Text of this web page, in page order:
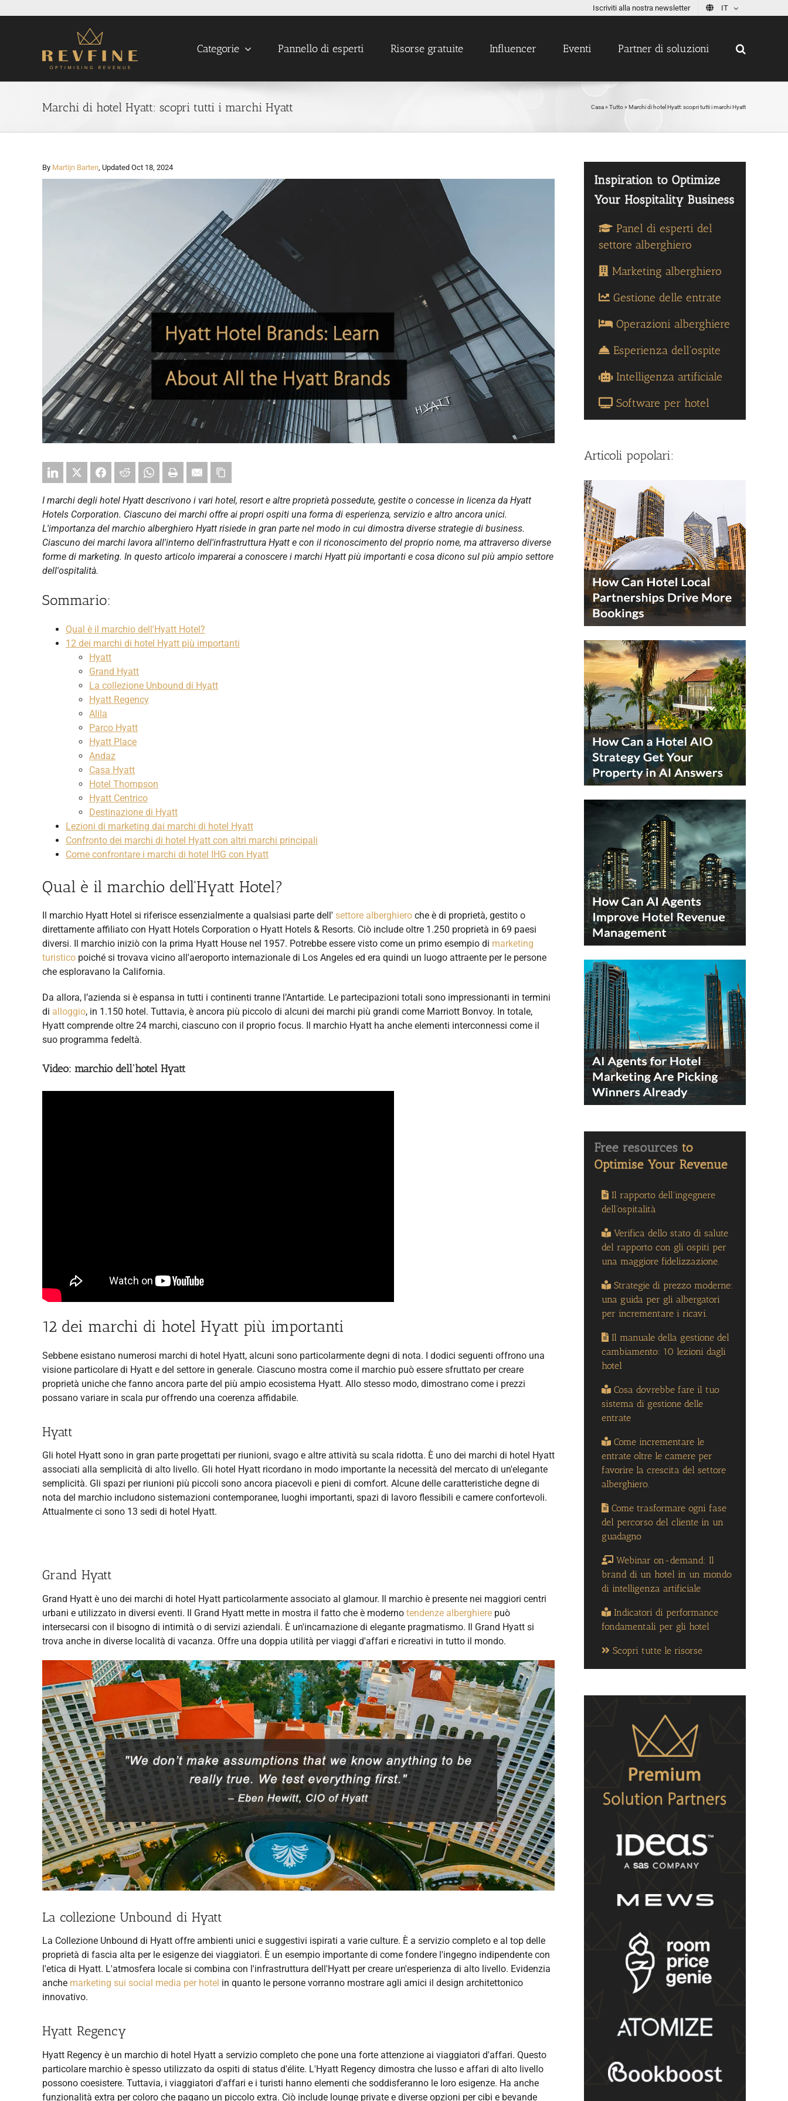
Iscriviti alla nostra newsletter IT
Categorie Pannello di esperti Risorse gratuite Influencer Eventi Partner di soluzioni
Marchi di hotel Hyatt: scopri tutti i marchi Hyatt Casa» Tutto»Marchi di hotel Hyatt: scopri tutti i marchi Hyatt
By Martijn Barten, Updated Oct 18, 2024
I marchi degli hotel Hyatt descrivono i vari hotel, resort e altre proprietà possedute, gestite o concesse in licenza da Hyatt
Hotels Corporation. Ciascuno dei marchi offre ai propri ospiti una forma di esperienza, servizio e altro ancora unici.
L'importanza del marchio alberghiero Hyatt risiede in gran parte nel modo in cui dimostra diverse strategie di business.
Ciascuno dei marchi lavora all'interno dell'infrastruttura Hyatt e con il riconoscimento del proprio nome, ma attraverso diverse
forme di marketing. In questo articolo imparerai a conoscere i marchi Hyatt più importanti e cosa dicono sul più ampio settore
dell'ospitalità.
Sommario:
Qual è il marchio dell'Hyatt Hotel?
12 dei marchi di hotel Hyatt più importanti
Hyatt
Grand Hyatt
La collezione Unbound di Hyatt
Hyatt Regency
Alila
Parco Hyatt
Hyatt Place
Andaz
Casa Hyatt
Hotel Thompson
Hyatt Centrico
Destinazione di Hyatt
Lezioni di marketing dai marchi di hotel Hyatt
Confronto dei marchi di hotel Hyatt con altri marchi principali
Come confrontare i marchi di hotel IHG con Hyatt
Qual è il marchio dell'Hyatt Hotel?
Il marchio Hyatt Hotel si riferisce essenzialmente a qualsiasi parte dell' settore alberghiero che è di proprietà, gestito o
direttamente affiliato con Hyatt Hotels Corporation o Hyatt Hotels & Resorts. Ciò include oltre 1.250 proprietà in 69 paesi
diversi. Il marchio iniziò con la prima Hyatt House nel 1957. Potrebbe essere visto come un primo esempio di marketing
turistico poiché si trovava vicino all'aeroporto internazionale di Los Angeles ed era quindi un luogo attraente per le persone
che esploravano la California.
Da allora, l’azienda si è espansa in tutti i continenti tranne l’Antartide. Le partecipazioni totali sono impressionanti in termini
di alloggio, in 1.150 hotel. Tuttavia, è ancora più piccolo di alcuni dei marchi più grandi come Marriott Bonvoy. In totale,
Hyatt comprende oltre 24 marchi, ciascuno con il proprio focus. Il marchio Hyatt ha anche elementi interconnessi come il
suo programma fedeltà.
Video: marchio dell'hotel Hyatt
12 dei marchi di hotel Hyatt più importanti
Sebbene esistano numerosi marchi di hotel Hyatt, alcuni sono particolarmente degni di nota. I dodici seguenti offrono una
visione particolare di Hyatt e del settore in generale. Ciascuno mostra come il marchio può essere sfruttato per creare
proprietà uniche che fanno ancora parte del più ampio ecosistema Hyatt. Allo stesso modo, dimostrano come i prezzi
possano variare in scala pur offrendo una coerenza affidabile.
Hyatt
Gli hotel Hyatt sono in gran parte progettati per riunioni, svago e altre attività su scala ridotta. È uno dei marchi di hotel Hyatt
associati alla semplicità di alto livello. Gli hotel Hyatt ricordano in modo importante la necessità del mercato di un'elegante
semplicità. Gli spazi per riunioni più piccoli sono ancora piacevoli e pieni di comfort. Alcune delle caratteristiche degne di
nota del marchio includono sistemazioni contemporanee, luoghi importanti, spazi di lavoro flessibili e camere confortevoli.
Attualmente ci sono 13 sedi di hotel Hyatt.
Grand Hyatt
Grand Hyatt è uno dei marchi di hotel Hyatt particolarmente associato al glamour. Il marchio è presente nei maggiori centri
urbani e utilizzato in diversi eventi. Il Grand Hyatt mette in mostra il fatto che è moderno tendenze alberghiere può
intersecarsi con il bisogno di intimità o di servizi aziendali. È un'incarnazione di elegante pragmatismo. Il Grand Hyatt si
trova anche in diverse località di vacanza. Offre una doppia utilità per viaggi d'affari e ricreativi in tutto il mondo.
La collezione Unbound di Hyatt
La Collezione Unbound di Hyatt offre ambienti unici e suggestivi ispirati a varie culture. È a servizio completo e al top delle
proprietà di fascia alta per le esigenze dei viaggiatori. È un esempio importante di come fondere l'ingegno indipendente con
l'etica di Hyatt. L'atmosfera locale si combina con l'infrastruttura dell'Hyatt per creare un'esperienza di alto livello. Evidenzia
anche marketing sui social media per hotel in quanto le persone vorranno mostrare agli amici il design architettonico
innovativo.
Hyatt Regency
Hyatt Regency è un marchio di hotel Hyatt a servizio completo che pone una forte attenzione ai viaggiatori d'affari. Questo
particolare marchio è spesso utilizzato da ospiti di status d'élite. L'Hyatt Regency dimostra che lusso e affari di alto livello
possono coesistere. Tuttavia, i viaggiatori d'affari e i turisti hanno elementi che soddisferanno le loro esigenze. Ha anche
funzionalità extra per coloro che pagano un piccolo extra. Ciò include lounge private e diverse opzioni per cibi e bevande
Panel di esperti del
settore alberghiero
Marketing alberghiero
Gestione delle entrate
Operazioni alberghiere
Esperienza dell'ospite
Intelligenza artificiale
Software per hotel
Articoli popolari:
Il rapporto dell'ingegnere
dell'ospitalità
Verifica dello stato di salute
del rapporto con gli ospiti per
una maggiore fidelizzazione.
Strategie di prezzo moderne:
una guida per gli albergatori
per incrementare i ricavi.
Il manuale della gestione del
cambiamento: 10 lezioni dagli
hotel
Cosa dovrebbe fare il tuo
sistema di gestione delle
entrate
Come incrementare le
entrate oltre le camere per
favorire la crescita del settore
alberghiero.
Come trasformare ogni fase
del percorso del cliente in un
guadagno
Webinar on-demand: Il
brand di un hotel in un mondo
di intelligenza artificiale
Indicatori di performance
fondamentali per gli hotel
Scopri tutte le risorse